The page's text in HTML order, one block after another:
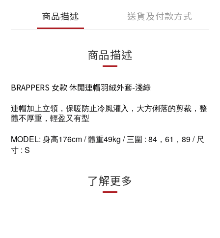
商品描述 送貨及付款方式
商品描述
BRAPPERS 女款休閒連帽羽絨外套-淺綠
連帽加上立領，保暖防止冷風灌入，大方俐落的剪裁，整
體不厚重，輕盈又有型
MODEL: 身高176cm / 體重49kg / 三圍 : 84，61，89 / 尺
寸 : S
了解更多